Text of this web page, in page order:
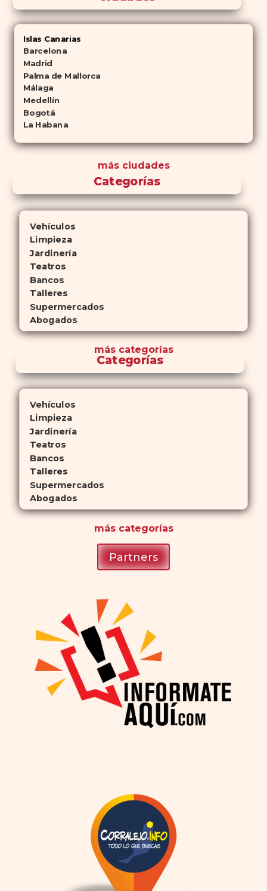
Islas Canarias
Barcelona
Madrid
Palma de Mallorca
Málaga
Medellín
Bogotá
La Habana
más ciudades
Categorías
Vehículos
Limpieza
Jardinería
Teatros
Bancos
Talleres
Supermercados
Abogados
máscategorías
Categorías
Vehículos
Limpieza
Jardinería
Teatros
Bancos
Talleres
Supermercados
Abogados
máscategorías
Partners